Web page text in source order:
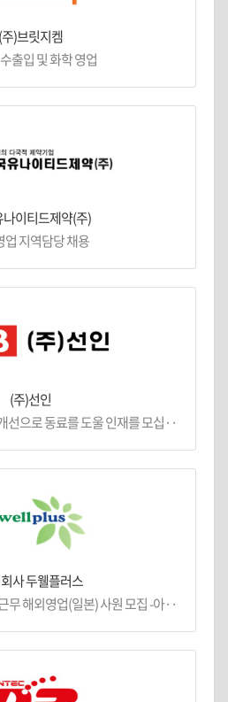
(주)브릿지켐
출입 및 화학 영업
이티드제약(주)
업 지역담당 채용
(주)선인
선으로 동료를 도울 인재를 모십··
사 두웰플러스
무 해외영업(일본) 사원 모집 -아··